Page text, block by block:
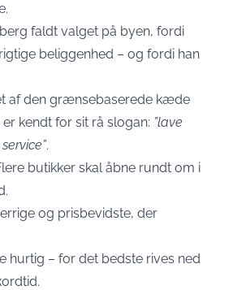
faldt valget på byen, fordi
beliggenhed – og fordi han
af den grænsebaserede kæde
kendt for sit rå slogan: ”lave
.
butikker skal åbne rundt om i
og prisbevidste, der
hurtig – for det bedste rives ned